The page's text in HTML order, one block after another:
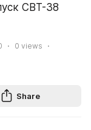
СВТ-38
0 views
Share